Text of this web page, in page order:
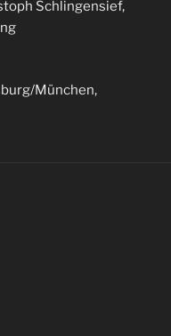
Schlingensief,
München,